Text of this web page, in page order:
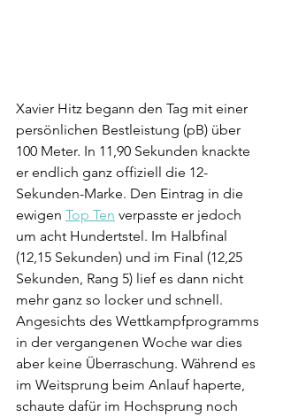
Xavier Hitz begann den Tag mit einer
persönlichen Bestleistung (pB) über
100 Meter. In 11,90 Sekunden knackte
er endlich ganz offiziell die 12-
Sekunden-Marke. Den Eintrag in die
ewigen Top Ten verpasste er jedoch
um acht Hundertstel. Im Halbfinal
(12,15 Sekunden) und im Final (12,25
Sekunden, Rang 5) lief es dann nicht
mehr ganz so locker und schnell.
Angesichts des Wettkampfprogramms
in der vergangenen Woche war dies
aber keine Überraschung. Während es
im Weitsprung beim Anlauf haperte,
schaute dafür im Hochsprung noch